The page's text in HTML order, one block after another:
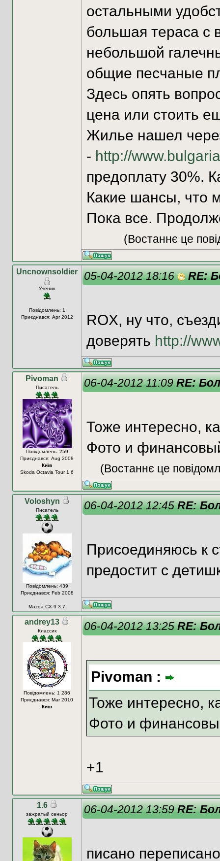
остальными
большая тераса с
небольшой
общие песчаные
Здесь опять
цена или стоить
Жилье нашел
- http://
предоплату 30%.
Какие шансы, что
Пока все.
(Востаннє це
Uncnownsoldier
Ученик
Повідомлень: 1
Приєднався: Apr 2012
05-04-2012 18:16 RE:
ROX, ну что,
доверять http://
Pivoman
Писатель
Повідомлень: 259
Приєднався: Aug 2008
Київ
Skoda Octavia Tour 1,6
06-04-2012 11:09RE:
Тоже интересно,
Фото и
(Востаннє це
Voloshyn
Писатель
Повідомлень: 439
Приєднався: Feb 2008
Mazda CX-9 3.7
06-04-2012 12:45RE:
Присоединяюсь к
предостит с
andrey13
Классик
Повідомлень: 1 286
Приєднався: Mar 2010
Київ
06-04-2012 13:25RE:
Pivoman :
Тоже интересно,
Фото и
+1
1.6
зажратый сеньор 06-04-2012 13:59RE:
писано